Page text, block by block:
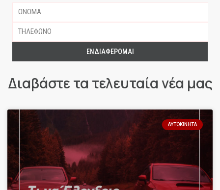
ΕΝΔΙΑΦΈΡΟΜΑΙ
Διαβάστε τα τελευταία νέα μας
ΑΥΤΟΚΊΝΗΤΑ